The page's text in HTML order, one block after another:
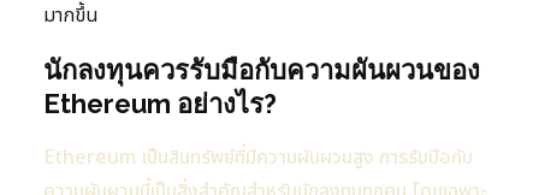
มากขึ้น
นักลงทุนควรรับมือกับความผันผวนของ
Ethereum อย่างไร?
Ethereum เป็นสินทรัพย์ที่มีความผันผวนสูง การรับมือกับ